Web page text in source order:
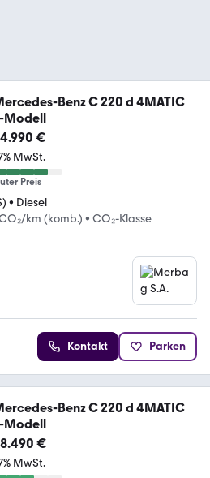
Benz C 220 d 4MATIC
Modell
€
MwSt.
Preis
• Diesel
km (komb.) • CO₂-Klasse
Kontakt Parken
Benz C 220 d 4MATIC
Modell
€
MwSt.